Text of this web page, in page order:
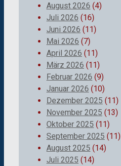
August 2026 (4)
Juli 2026 (16)
Juni 2026 (11)
Mai 2026 (7)
April 2026 (11)
März 2026 (11)
Februar 2026 (9)
Januar 2026 (10)
Dezember 2025 (11)
November 2025 (13)
Oktober 2025 (11)
September 2025 (11)
August 2025 (14)
Juli 2025 (14)